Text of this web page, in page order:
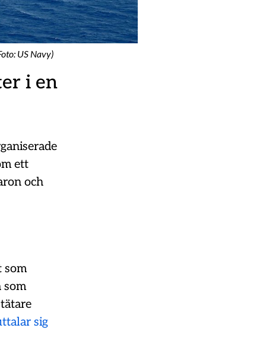
US Navy)
i en
ett
och
som
som
sig